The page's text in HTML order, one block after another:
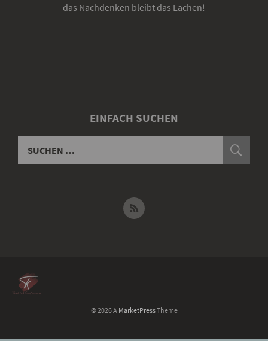
das Nachdenken bleibt das Lachen!
EINFACH SUCHEN
© 2026 A MarketPressTheme